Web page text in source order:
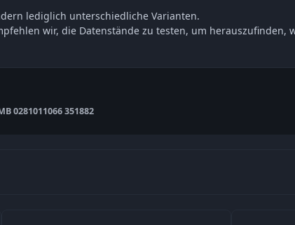
lediglich unterschiedliche Varianten.
wir, die Datenstände zu testen, um herauszufinden,
0281011066 351882